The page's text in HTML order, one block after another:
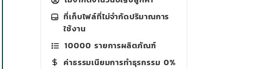
ที่เก็บไฟล์ที่ไม่จำกัดปริมาณการ
ใช้งาน
10000 รายการผลิตภัณฑ์
ค่าธรรมเนียมการทำธุรกรรม 0%